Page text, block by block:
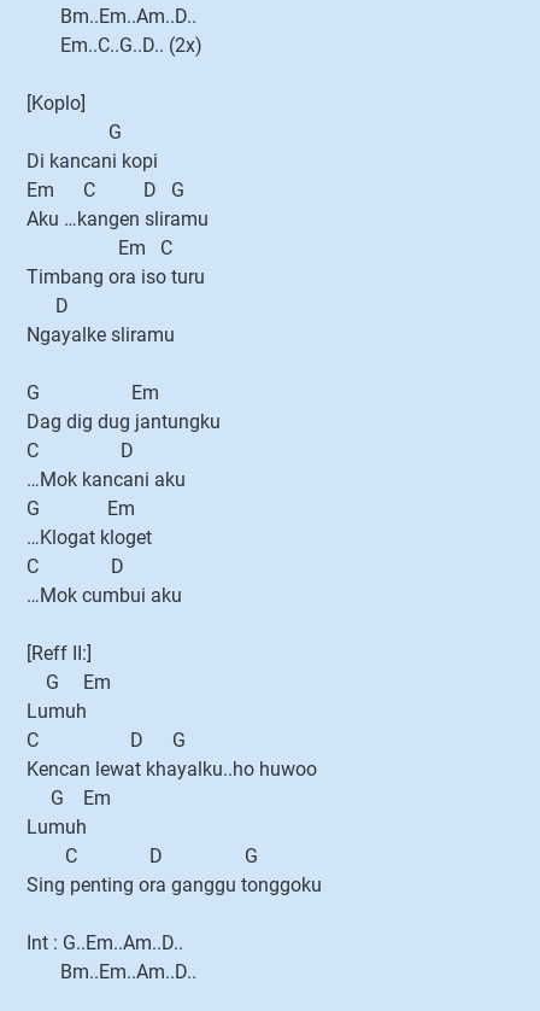
Bm..Em..Am..D..
Em..C..G..D.. (2x)
[Koplo]
G
Di kancani kopi
Em C D G
Aku …kangen sliramu
Em C
Timbang ora iso turu
D
Ngayalke sliramu
G Em
Dag dig dug jantungku
C D
…Mok kancani aku
G Em
…Klogat kloget
C D
…Mok cumbui aku
[Reff II:]
G Em
Lumuh
C D G
Kencan lewat khayalku..ho huwoo
G Em
Lumuh
C D G
Sing penting ora ganggu tonggoku
Int : G..Em..Am..D..
Bm..Em..Am..D..